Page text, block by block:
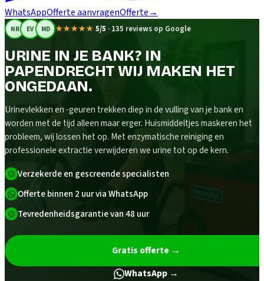
WhatsAppOfferte aanvragenOfferte→
NR EV MD ★★★★★ 5/5 · 135 reviews op Google
URINE IN JE BANK? IN
PAPENDRECHT WIJ MAKEN HET
ONGEDAAN.
Urinevlekken en -geuren trekken diep in de vulling van je bank en
worden met de tijd alleen maar erger. Huismiddeltjes maskeren het
probleem, wij lossen het op. Met enzymatische reiniging en
professionele extractie verwijderen we urine tot op de kern.
Verzekerde en gescreende specialisten
Offerte binnen 2 uur via WhatsApp
Tevredenheidsgarantie van 48 uur
Gratis offerte →
WhatsApp →